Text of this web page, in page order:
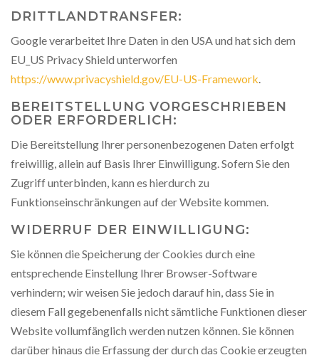
DRITTLANDTRANSFER:
Google verarbeitet Ihre Daten in den USA und hat sich dem
EU_US Privacy Shield unterworfen
https://www.privacyshield.gov/EU-US-Framework.
BEREITSTELLUNG VORGESCHRIEBEN
ODER ERFORDERLICH:
Die Bereitstellung Ihrer personenbezogenen Daten erfolgt
freiwillig, allein auf Basis Ihrer Einwilligung. Sofern Sie den
Zugriff unterbinden, kann es hierdurch zu
Funktionseinschränkungen auf der Website kommen.
WIDERRUF DER EINWILLIGUNG:
Sie können die Speicherung der Cookies durch eine
entsprechende Einstellung Ihrer Browser-Software
verhindern; wir weisen Sie jedoch darauf hin, dass Sie in
diesem Fall gegebenenfalls nicht sämtliche Funktionen dieser
Website vollumfänglich werden nutzen können. Sie können
darüber hinaus die Erfassung der durch das Cookie erzeugten